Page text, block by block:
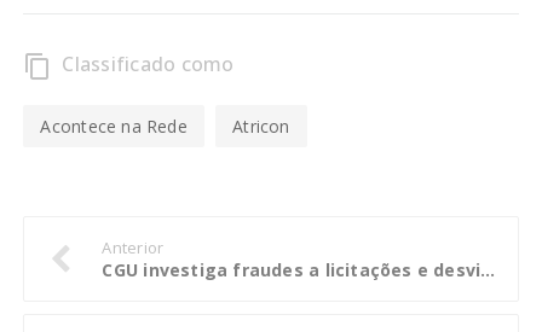
content_copy Classificado como
Acontece na Rede Atricon
Anterior
CGU investiga fraudes a licitações e desvios no município de São Sebastião (SP)